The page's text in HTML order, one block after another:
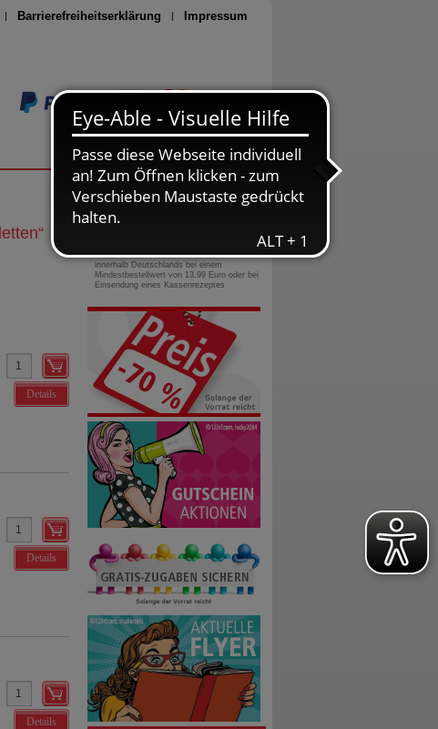
Barrierefreiheitserklärung Impressum
Seite drucken
“
Details
Details
Details
0800-10 11 422
gebührenfreie Rufnummer
innerhalb Deutschlands bei einem
Mindestbestellwert von 13,99 Euro oder bei
Einsendung eines Kassenrezeptes